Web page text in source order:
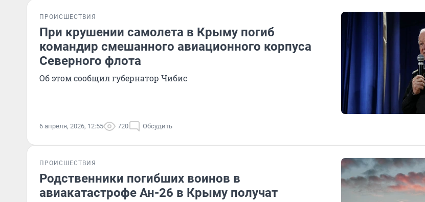
ПРОИСШЕСТВИЯ
При крушении самолета в Крыму погиб
командир смешанного авиационного корпуса
Северного флота
Об этом сообщил губернатор Чибис
6 апреля, 2026, 12:55 720 Обсудить
ПРОИСШЕСТВИЯ
Родственники погибших воинов в
авиакатастрофе Ан-26 в Крыму получат